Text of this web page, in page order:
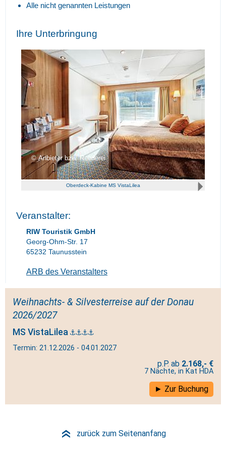
Alle nicht genannten Leistungen
Ihre Unterbringung
Anbieter bzw. Reederei
Oberdeck-Kabine MS VistaLilea
Veranstalter:
RIW Touristik GmbH
Georg-Ohm-Str. 17
65232 Taunusstein
ARB des Veranstalters
Weihnachts- & Silvesterreise auf der Donau
2026/2027
MS VistaLilea
Termin: 21.12.2026 - 04.01.2027
2.168,- €
7 Nächte, in Kat HDA
Zur Buchung
» zurück zum Seitenanfang